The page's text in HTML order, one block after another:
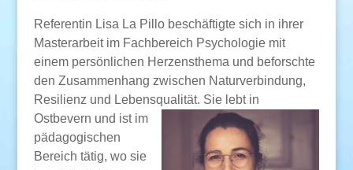
Referentin Lisa La Pillo beschäftigte sich in ihrer
Masterarbeit im Fachbereich Psychologie mit
einem persönlichen Herzensthema und beforschte
den Zusammenhang zwischen Naturverbindung,
Resilienz und Lebensqualität. Sie lebt in
Ostbevern und ist im
pädagogischen
Bereich tätig, wo sie